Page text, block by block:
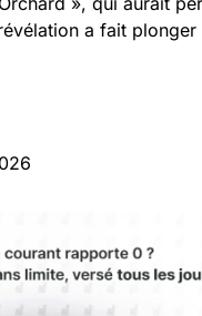
a fait plonger